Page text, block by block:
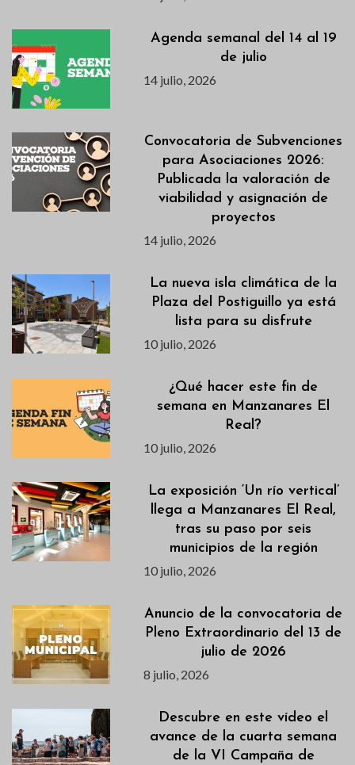
Agenda semanal del 14 al 19
de julio
14 julio, 2026
Convocatoria de Subvenciones
para Asociaciones 2026:
Publicada la valoración de
viabilidad y asignación de
proyectos
14 julio, 2026
La nueva isla climática de la
Plaza del Postiguillo ya está
lista para su disfrute
10 julio, 2026
¿Qué hacer este fin de
semana en Manzanares El
Real?
10 julio, 2026
La exposición ‘Un río vertical’
llega a Manzanares El Real,
tras su paso por seis
municipios de la región
10 julio, 2026
Anuncio de la convocatoria de
Pleno Extraordinario del 13 de
julio de 2026
8 julio, 2026
Descubre en este vídeo el
avance de la cuarta semana
de la VI Campaña de